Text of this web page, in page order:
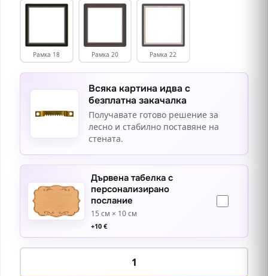
Рамка 18 Рамка 20 Рамка 22
Всяка картина идва с
безплатна закачалка
Получавате готово решение за
лесно и стабилно поставяне на
стената.
Дървена табелка с
персонализирано
послание
15 см × 10 см
+10 €
количество